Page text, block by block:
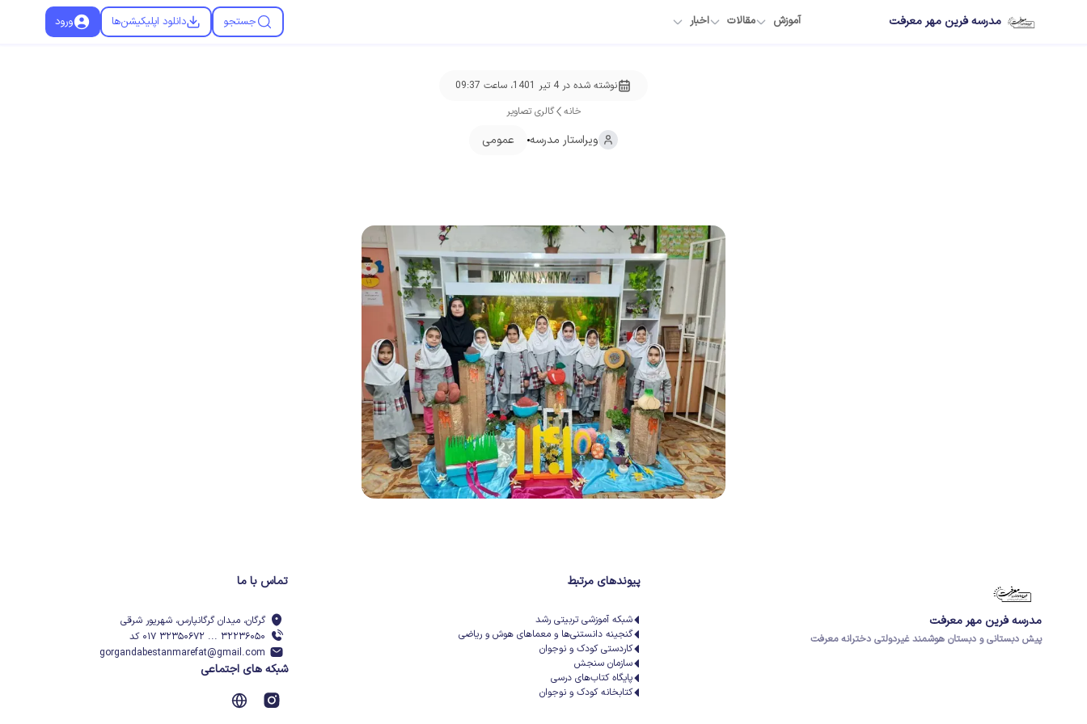
مدرسه فرین مهر معرفت آموزش مقالات اخبار جستجو دانلود اپلیکیشن‌ها ورود
نوشته شده در 4 تیر 1401، ساعت 09:37
خانه
گالری تصاویر
ویراستار مدرسه عمومی
مدرسه فرین مهر معرفت
پیش دبستانی و دبستان هوشمند غیردولتی دخترانه معرفت
پیوندهای مرتبط
شبکه آموزشی تربیتی رشد
گنجینه دانستنی‌ها و معماهای هوش و ریاضی
کاردستی کودک و نوجوان
سازمان سنجش
پایگاه کتاب‌های درسی
کتابخانه کودک و نوجوان
تماس با ما
گرگان، میدان گرگانپارس، شهریور شرقی
۳۲۲۳۶۰۵۰ ... ۳۲۳۵۰۶۷۲ ۰۱۷ کد
gorgandabestanmarefat@gmail.com
شبکه های اجتماعی